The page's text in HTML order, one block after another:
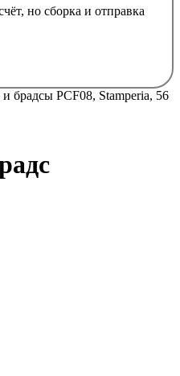
но сборка и отправка
брадсы PCF08, Stamperia, 56